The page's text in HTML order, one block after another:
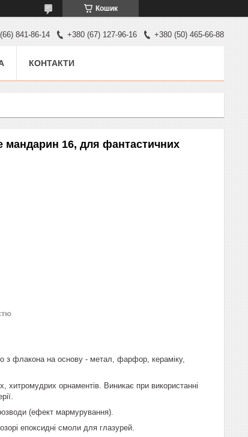
Кошик
841-86-14 +380 (67) 127-96-16 +380 (50) 465-66-88
КОНТАКТИ
мандарин 16, для фантастичних
з флакона на основу - метал, фарфор, кераміку,
орнаментів. Виникає при використанні
(ефект мармурування).
епоксидні смоли для глазурей.